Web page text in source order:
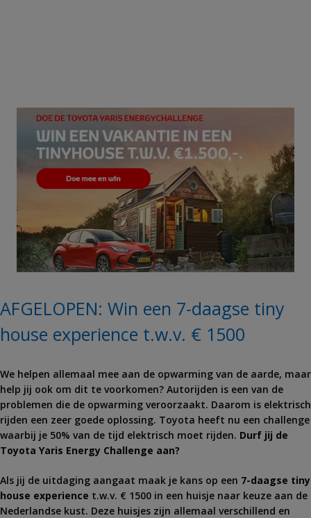
AFGELOPEN: Win een 7-daagse tiny
house experience t.w.v. € 1500
We helpen allemaal mee aan de opwarming van de aarde, maar
help jij ook om dit te voorkomen? Autorijden is een van de
problemen die de opwarming veroorzaakt. Daarom is elektrisch
rijden een zeer goede oplossing. Toyota heeft nu een challenge
waarbij je 50% van de tijd elektrisch moet rijden. Durf jij de
Toyota Yaris Energy Challenge aan?
Als jij de uitdaging aangaat maak je kans op een 7-daagse tiny
house experience t.w.v. € 1500 in een huisje naar keuze aan de
Nederlandse kust. Deze huisjes zijn allemaal verschillend en